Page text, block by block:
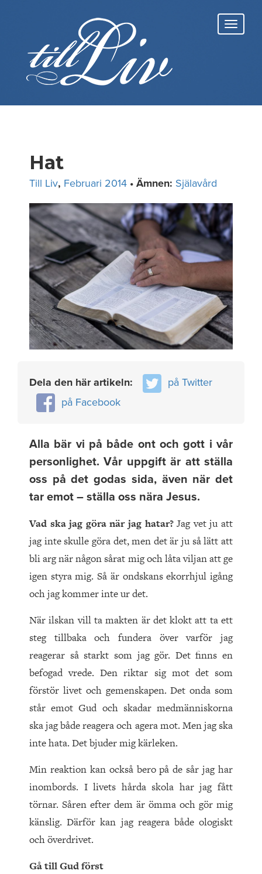
Hat
Till Liv, Februari 2014 • Ämnen: Själavård
Dela den här artikeln:
på Twitter
på Facebook
Alla bär vi på både ont och gott i vår
personlighet. Vår uppgift är att ställa
oss på det godas sida, även när det
tar emot – ställa oss nära Jesus.
Vad ska jag göra när jag hatar?Jag vet ju att
jag inte skulle göra det, men det är ju så lätt att
bli arg när någon sårat mig och låta viljan att ge
igen styra mig. Så är ondskans ekorrhjul igång
och jag kommer inte ur det.
När ilskan vill ta makten är det klokt att ta ett
steg tillbaka och fundera över varför jag
reagerar så starkt som jag gör. Det finns en
befogad vrede. Den riktar sig mot det som
förstör livet och gemenskapen. Det onda som
står emot Gud och skadar medmänniskorna
ska jag både reagera och agera mot. Men jag ska
inte hata. Det bjuder mig kärleken.
Min reaktion kan också bero på de sår jag har
inombords. I livets hårda skola har jag fått
törnar. Såren efter dem är ömma och gör mig
känslig. Därför kan jag reagera både ologiskt
och överdrivet.
Gå till Gud först